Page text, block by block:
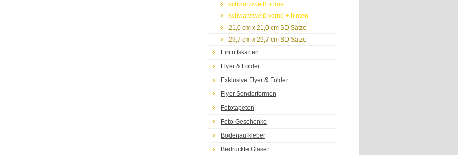
schwarz/weiß vorne
schwarz/weiß vorne + hinten
21,0 cm x 21,0 cm SD Sätze
29,7 cm x 29,7 cm SD Sätze
Eintrittskarten
Flyer & Folder
Exklusive Flyer & Folder
Flyer Sonderformen
Fototapeten
Foto-Geschenke
Bodenaufkleber
Bedruckte Gläser